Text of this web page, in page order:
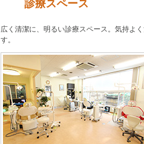
診療スペース
広く清潔に、明るい診療スペース。気持よ
す。